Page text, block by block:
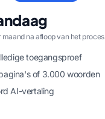
maand na afloop van het proces
toegangsproef
of 3.000 woorden
AI-vertaling